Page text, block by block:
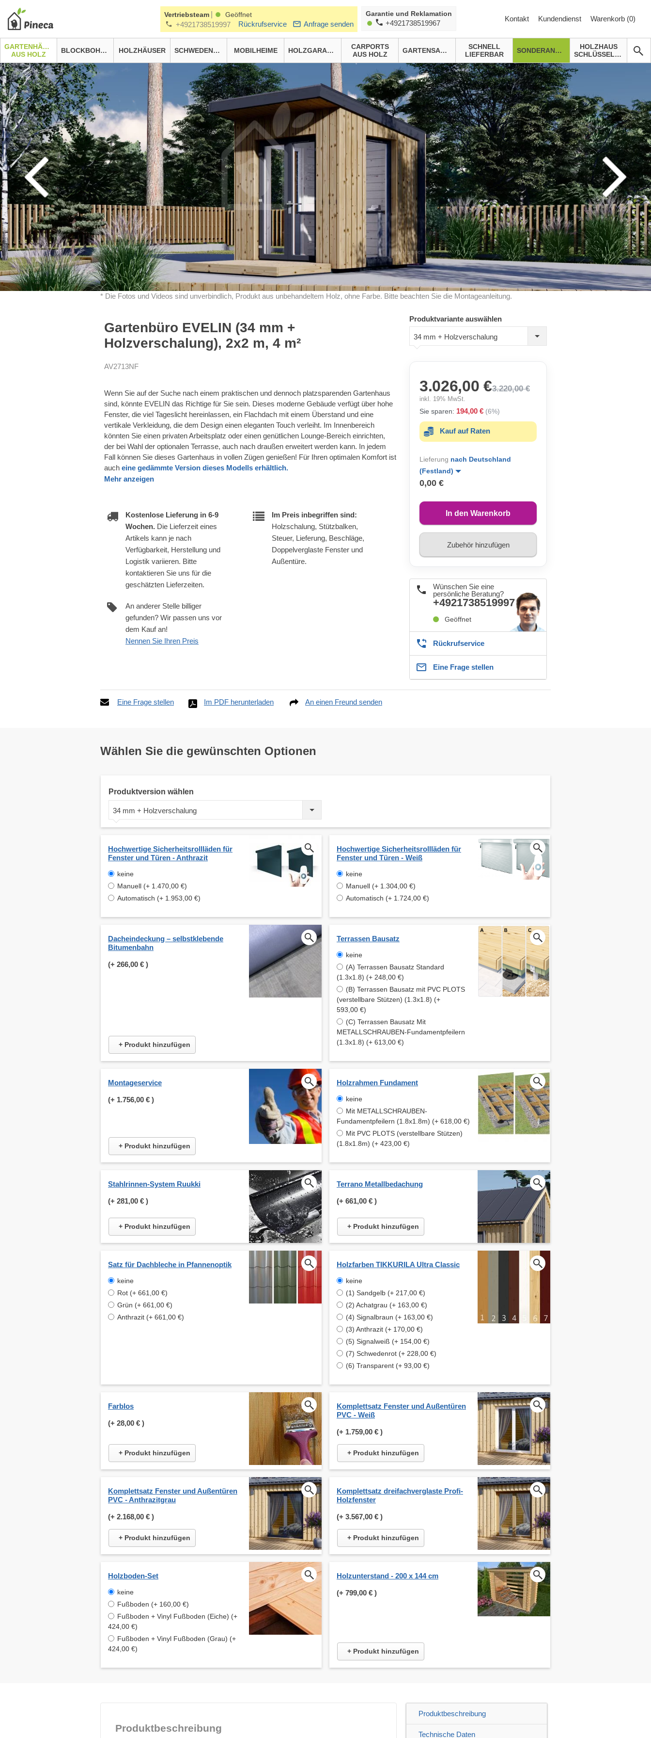
Vertriebsteam Geöffnet
+4921738519997 Rückrufservice Anfrage senden
Garantie und Reklamation
+4921738519967
Kontakt Kundendienst Warenkorb (0)
GARTENHÄUSER
AUS HOLZ
BLOCKBOHLENHÄUSER HOLZHÄUSER SCHWEDENHÄUSER MOBILHEIME HOLZGARAGEN
CARPORTS
AUS HOLZ
GARTENSAUNA
SCHNELL
LIEFERBAR
SONDERANGEBOTE
HOLZHAUS
SCHLÜSSELFERTIG
* Die Fotos und Videos sind unverbindlich, Produkt aus unbehandeltem Holz, ohne Farbe. Bitte beachten Sie die Montageanleitung.
Gartenbüro EVELIN (34 mm +
Holzverschalung), 2x2 m, 4 m²
AV2713NF
Wenn Sie auf der Suche nach einem praktischen und dennoch platzsparenden Gartenhaus
sind, könnte EVELIN das Richtige für Sie sein. Dieses moderne Gebäude verfügt über hohe
Fenster, die viel Tageslicht hereinlassen, ein Flachdach mit einem Überstand und eine
vertikale Verkleidung, die dem Design einen eleganten Touch verleiht. Im Innenbereich
könnten Sie einen privaten Arbeitsplatz oder einen genütlichen Lounge-Bereich einrichten,
der bei Wahl der optionalen Terrasse, auch nach draußen erweitert werden kann. In jedem
Fall können Sie dieses Gartenhaus in vollen Zügen genießen! Für Ihren optimalen Komfort ist
auch eine gedämmte Version dieses Modells erhältlich.
Mehr anzeigen
Kostenlose Lieferung in 6-9
Wochen. Die Lieferzeit eines
Artikels kann je nach
Verfügbarkeit, Herstellung und
Logistik variieren. Bitte
kontaktieren Sie uns für die
geschätzten Lieferzeiten.
Im Preis inbegriffen sind:
Holzschalung, Stützbalken,
Steuer, Lieferung, Beschläge,
Doppelverglaste Fenster und
Außentüre.
An anderer Stelle billiger
gefunden? Wir passen uns vor
dem Kauf an!
Nennen Sie Ihren Preis
Produktvariante auswählen
34 mm + Holzverschalung
3.026,00 €3.220,00 €
inkl. 19% MwSt.
Sie sparen: 194,00 € (6%)
Kauf auf Raten
Lieferung nach Deutschland
(Festland)
0,00 €
In den Warenkorb
Zubehör hinzufügen
Wünschen Sie eine
persönliche Beratung?
+4921738519997
Geöffnet
Rückrufservice
Eine Frage stellen
Eine Frage stellen Im PDF herunterladen An einen Freund senden
Wählen Sie die gewünschten Optionen
Produktversion wählen
34 mm + Holzverschalung
Hochwertige Sicherheitsrollläden für
Fenster und Türen - Anthrazit
keine
Manuell (+ 1.470,00 €)
Automatisch (+ 1.953,00 €)
Hochwertige Sicherheitsrollläden für
Fenster und Türen - Weiß
keine
Manuell (+ 1.304,00 €)
Automatisch (+ 1.724,00 €)
Dacheindeckung – selbstklebende
Bitumenbahn
(+ 266,00 € )
+ Produkt hinzufügen
Terrassen Bausatz
keine
(A) Terrassen Bausatz Standard
(1.3x1.8) (+ 248,00 €)
(B) Terrassen Bausatz mit PVC PLOTS
(verstellbare Stützen) (1.3x1.8) (+
593,00 €)
(C) Terrassen Bausatz Mit
METALLSCHRAUBEN-Fundamentpfeilern
(1.3x1.8) (+ 613,00 €)
Montageservice
(+ 1.756,00 € )
+ Produkt hinzufügen
Holzrahmen Fundament
keine
Mit METALLSCHRAUBEN-
Fundamentpfeilern (1.8x1.8m) (+ 618,00 €)
Mit PVC PLOTS (verstellbare Stützen)
(1.8x1.8m) (+ 423,00 €)
Stahlrinnen-System Ruukki
(+ 281,00 € )
+ Produkt hinzufügen
Terrano Metallbedachung
(+ 661,00 € )
+ Produkt hinzufügen
Satz für Dachbleche in Pfannenoptik
keine
Rot (+ 661,00 €)
Grün (+ 661,00 €)
Anthrazit (+ 661,00 €)
Holzfarben TIKKURILA Ultra Classic
keine
(1) Sandgelb (+ 217,00 €)
(2) Achatgrau (+ 163,00 €)
(4) Signalbraun (+ 163,00 €)
(3) Anthrazit (+ 170,00 €)
(5) Signalweiß (+ 154,00 €)
(7) Schwedenrot (+ 228,00 €)
(6) Transparent (+ 93,00 €)
Farblos
(+ 28,00 € )
+ Produkt hinzufügen
Komplettsatz Fenster und Außentüren
PVC - Weiß
(+ 1.759,00 € )
+ Produkt hinzufügen
Komplettsatz Fenster und Außentüren
PVC - Anthrazitgrau
(+ 2.168,00 € )
+ Produkt hinzufügen
Komplettsatz dreifachverglaste Profi-
Holzfenster
(+ 3.567,00 € )
+ Produkt hinzufügen
Holzboden-Set
keine
Fußboden (+ 160,00 €)
Fußboden + Vinyl Fußboden (Eiche) (+
424,00 €)
Fußboden + Vinyl Fußboden (Grau) (+
424,00 €)
Holzunterstand - 200 x 144 cm
(+ 799,00 € )
+ Produkt hinzufügen
Produktbeschreibung
Produktbeschreibung
Technische Daten